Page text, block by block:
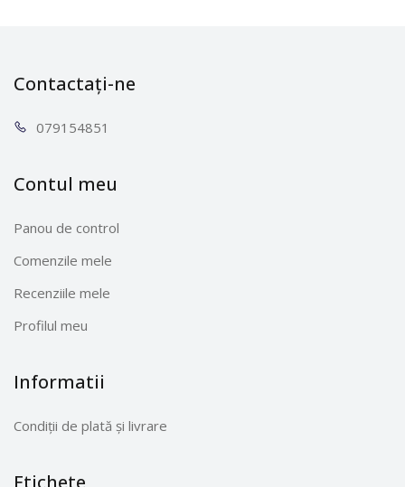
Contactați-ne
0791 54851
Contul meu
Panou de control
Comenzile mele
Recenziile mele
Profilul meu
Informatii
Condiții de plată și livrare
Etichete